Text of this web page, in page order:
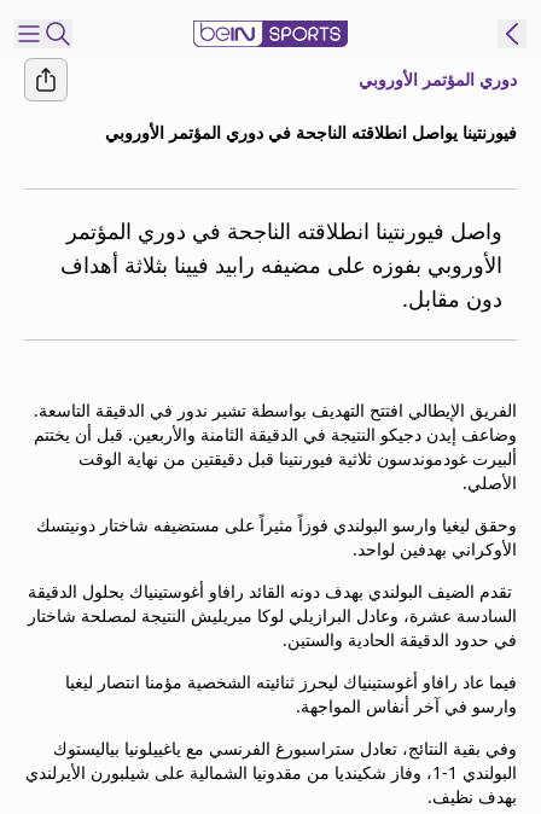
النسخة
MENA
إدارة
قائمة
النشرة
الإخبارية
beIN CONNECT
beIN MEDIA GROUP
ترددات beIN SPORTS
الأسئلة الأكثر شيوعاً
دليل التلفاز
احصل على beIN
معلومات عن هذا الموقع
دوري المؤتمر الأوروبي
فيورنتينا يواصل انطلاقته الناجحة في دوري المؤتمر الأوروبي
واصل فيورنتينا انطلاقته الناجحة في دوري المؤتمر
الأوروبي بفوزه على مضيفه رابيد فيينا بثلاثة أهداف
دون مقابل.
الفريق الإيطالي افتتح التهديف بواسطة تشير ندور في الدقيقة التاسعة.
وضاعف إيدن دجيكو النتيجة في الدقيقة الثامنة والأربعين. قبل أن يختتم
ألبيرت غودموندسون ثلاثية فيورنتينا قبل دقيقتين من نهاية الوقت
الأصلي.
وحقق ليغيا وارسو البولندي فوزاً مثيراً على مستضيفه شاختار دونيتسك
الأوكراني بهدفين لواحد.
تقدم الضيف البولندي بهدف دونه القائد رافاو أغوستينياك بحلول الدقيقة
السادسة عشرة، وعادل البرازيلي لوكا ميريليش النتيجة لمصلحة شاختار
في حدود الدقيقة الحادية والستين.
فيما عاد رافاو أغوستينياك ليحرز ثنائيته الشخصية مؤمنا انتصار ليغيا
وارسو في آخر أنفاس المواجهة.
وفي بقية النتائج، تعادل ستراسبورغ الفرنسي مع ياغييلونيا بياليستوك
البولندي 1-1، وفاز شكينديا من مقدونيا الشمالية على شيلبورن الأيرلندي
بهدف نظيف.